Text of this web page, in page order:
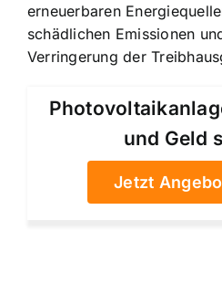
erneuerbaren
schädlichen Emissionen
Verringerung der
und Geld
Jetzt